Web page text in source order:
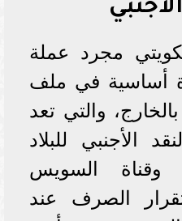
مجرد عملة
أساسية في ملف
والتي تعد
الأجنبي للبلاد
وقناة السويس
الصرف عند